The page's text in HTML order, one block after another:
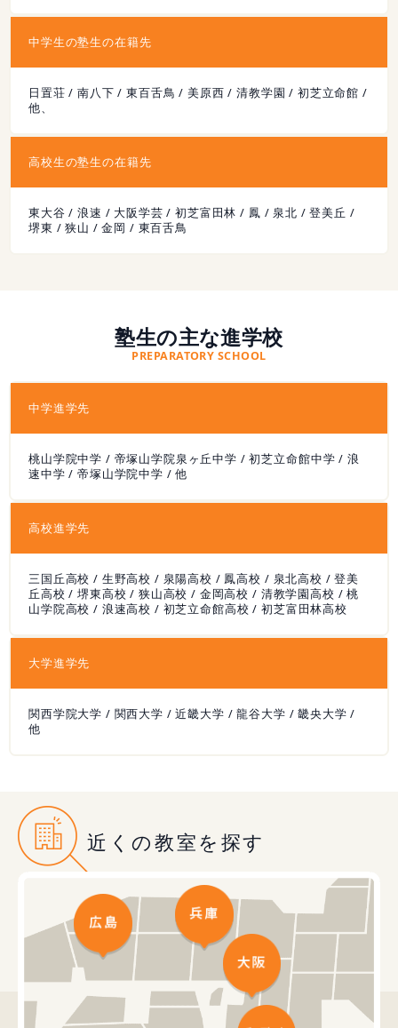
中学生の塾生の在籍先
日置荘 / 南八下 / 東百舌鳥 / 美原西 / 清教学園 / 初芝立命館 /
他、
高校生の塾生の在籍先
東大谷 / 浪速 / 大阪学芸 / 初芝富田林 / 鳳 / 泉北 / 登美丘 /
堺東 / 狭山 / 金岡 / 東百舌鳥
塾生の主な進学校
PREPARATORY SCHOOL
中学進学先
桃山学院中学 / 帝塚山学院泉ヶ丘中学 / 初芝立命館中学 / 浪
速中学 / 帝塚山学院中学 / 他
高校進学先
三国丘高校 / 生野高校 / 泉陽高校 / 鳳高校 / 泉北高校 / 登美
丘高校 / 堺東高校 / 狭山高校 / 金岡高校 / 清教学園高校 / 桃
山学院高校 / 浪速高校 / 初芝立命館高校 / 初芝富田林高校
大学進学先
関西学院大学 / 関西大学 / 近畿大学 / 龍谷大学 / 畿央大学 /
他
近くの教室を探す